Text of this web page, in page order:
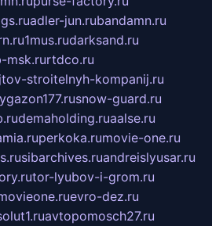
adler-jun.rubandamn.ru
1mus.rudarksand.ru
msk.rurtdco.ru
stroitelnyh-kompanij.ru
snow-guard.ru
demaholding.ruaalse.ru
perkoka.rumovie-one.ru
sibarchives.ruandreislyusar.ru
tor-lyubov-i-grom.ru
evro-dez.ru
avtopomosch27.ru